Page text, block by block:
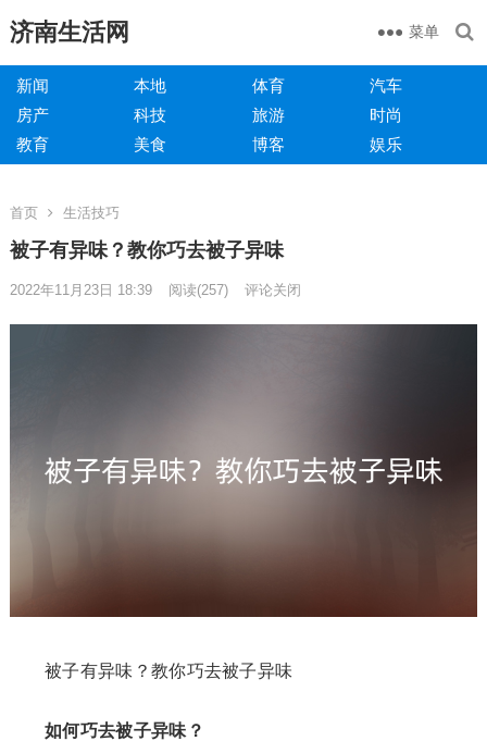
济南生活网 菜单
新闻 本地 体育
汽车
房产
科技 旅游
时尚
教育
美食 博客 娱乐
首页 生活技巧
被子有异味？教你巧去被子异味
2022年11月23日 18:39 阅读(257) 评论关闭
被子有异味？教你巧去被子异味
如何巧去被子异味？